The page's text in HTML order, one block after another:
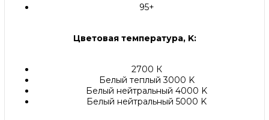
95+
Цветовая температура, K:
2700 К
Белый теплый 3000 K
Белый нейтральный 4000 K
Белый нейтральный 5000 K